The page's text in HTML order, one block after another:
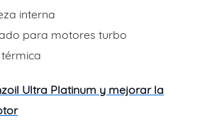
interna
para motores turbo
Ultra Platinum y mejorar la